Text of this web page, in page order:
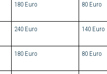
180 Euro 80 Euro
240 Euro 140 Euro
180 Euro 80 Euro